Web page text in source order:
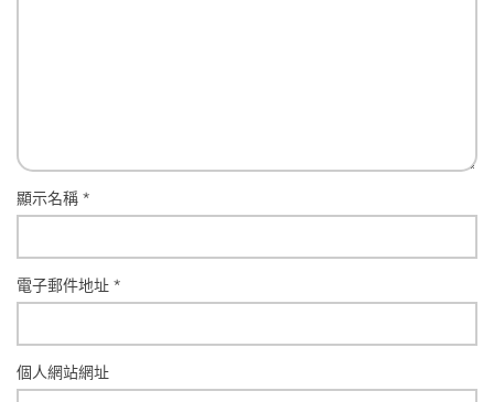
顯示名稱*
電子郵件地址*
個人網站網址